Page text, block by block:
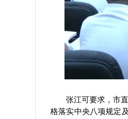
张江可要求，市直
格落实中央八项规定